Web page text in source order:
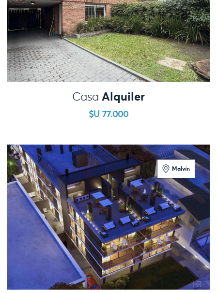
2 Dormitorios
Casa Alquiler
$U 77.000
Malvín
Loft